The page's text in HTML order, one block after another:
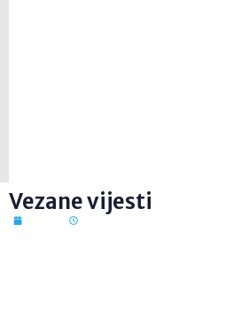
Vezane vijesti